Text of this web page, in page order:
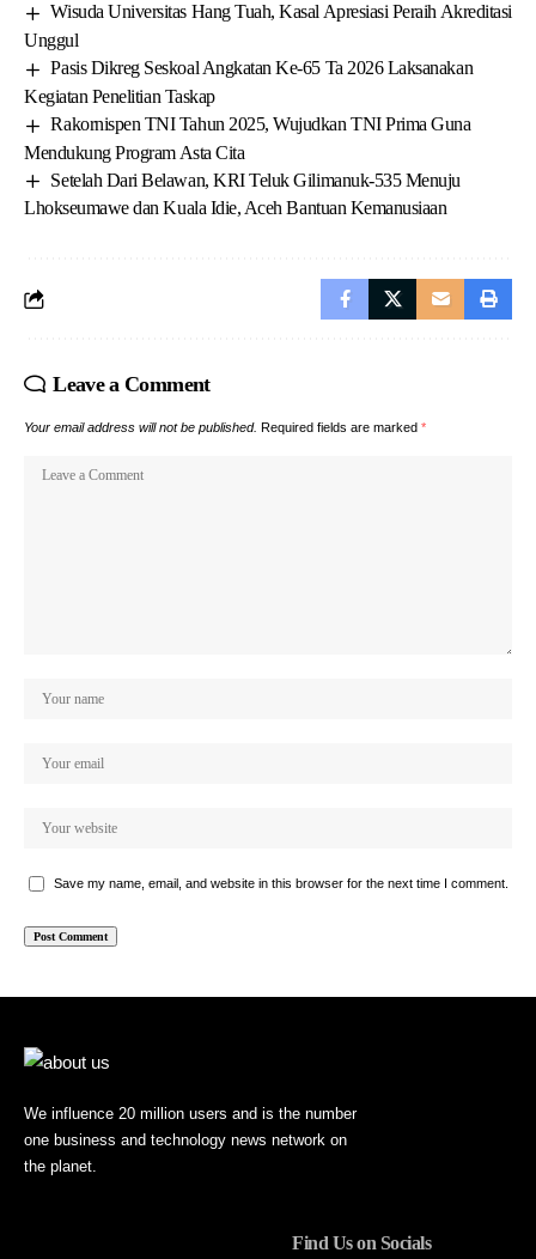
Wisuda Universitas Hang Tuah, Kasal Apresiasi Peraih Akreditasi
Unggul
Pasis Dikreg Seskoal Angkatan Ke-65 Ta 2026 Laksanakan
Kegiatan Penelitian Taskap
Rakornispen TNI Tahun 2025, Wujudkan TNI Prima Guna
Mendukung Program Asta Cita
Setelah Dari Belawan, KRI Teluk Gilimanuk-535 Menuju
Lhokseumawe dan Kuala Idie, Aceh Bantuan Kemanusiaan
Leave a Comment
Your email address will not be published. Required fields are marked *
Save my name, email, and website in this browser for the next time I comment.
We influence 20 million users and is the number
one business and technology news network on
the planet.
Find Us on Socials